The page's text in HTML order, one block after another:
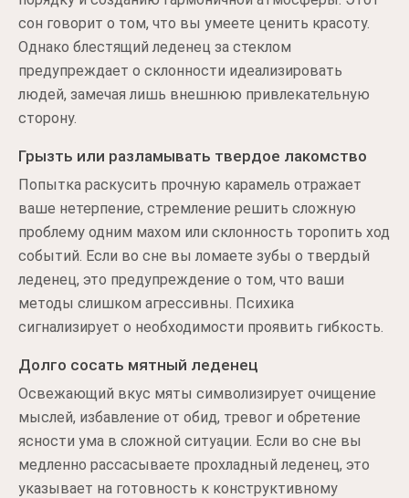
сон говорит о том, что вы умеете ценить красоту.
Однако блестящий леденец за стеклом
предупреждает о склонности идеализировать
людей, замечая лишь внешнюю привлекательную
сторону.
Грызть или разламывать твердое лакомство
Попытка раскусить прочную карамель отражает
ваше нетерпение, стремление решить сложную
проблему одним махом или склонность торопить ход
событий. Если во сне вы ломаете зубы о твердый
леденец, это предупреждение о том, что ваши
методы слишком агрессивны. Психика
сигнализирует о необходимости проявить гибкость.
Долго сосать мятный леденец
Освежающий вкус мяты символизирует очищение
мыслей, избавление от обид, тревог и обретение
ясности ума в сложной ситуации. Если во сне вы
медленно рассасываете прохладный леденец, это
указывает на готовность к конструктивному